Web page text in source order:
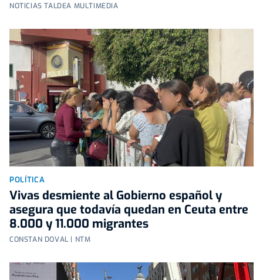
NOTICIAS TALDEA MULTIMEDIA
POLÍTICA
Vivas desmiente al Gobierno español y
asegura que todavía quedan en Ceuta entre
8.000 y 11.000 migrantes
CONSTAN DOVAL | NTM